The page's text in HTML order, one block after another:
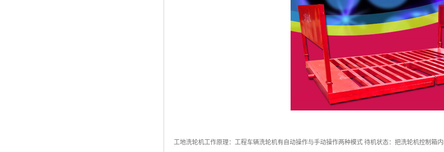
工地洗轮机工作原理：工程车辆洗轮机有自动操作与手动操作两种模式 待机状态：把洗轮机控制箱